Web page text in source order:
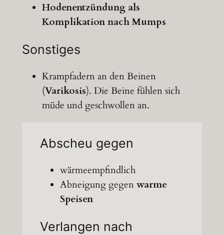
Hodenentzündung als
Komplikation nach Mumps
Sonstiges
Krampfadern an den Beinen
(Varikosis). Die Beine fühlen sich
müde und geschwollen an.
Abscheu gegen
wärmeempfindlich
Abneigung gegenwarme
Speisen
Verlangen nach